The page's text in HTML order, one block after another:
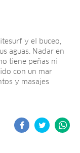
y el buceo,
aguas. Nadar en
tiene peñas ni
con un mar
y masajes